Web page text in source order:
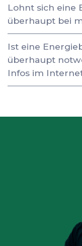
Lohnt sich eine
überhaupt bei
Ist eine
überhaupt
Infos im